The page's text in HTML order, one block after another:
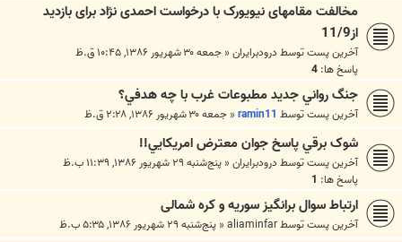
مخالفت مقامهای نیویورک با درخواست احمدی نژاد برای بازدید
از11/9
آخرین پست توسطدرودبرايران« جمعه ۳۰ شهریور ۱۳۸۶, ۱۰:۴۵ ق.ظ
پاسخ ها: 4
جنگ رواني جديد مطبوعات غرب با چه هدفي؟
آخرین پست توسطramin11
« جمعه ۳۰ شهریور ۱۳۸۶, ۲:۲۸ ق.ظ
شوک برقي پاسخ جوان معترض امريکايي!!
آخرین پست توسطدرودبرايران« پنج‌شنبه ۲۹ شهریور ۱۳۸۶, ۱۱:۳۹ ب.ظ
پاسخ ها: 1
ارتباط سوال برانگیز سوریه و کره شمالی
آخرین پست توسطaliaminfar
« پنج‌شنبه ۲۹ شهریور ۱۳۸۶, ۵:۳۵ ب.ظ